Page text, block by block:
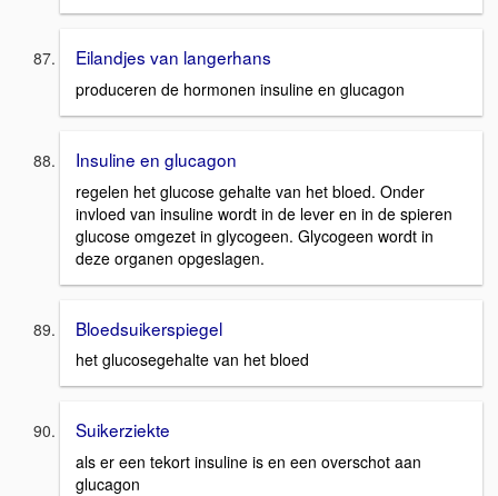
Eilandjes van langerhans
produceren de hormonen insuline en glucagon
Insuline en glucagon
regelen het glucose gehalte van het bloed. Onder
invloed van insuline wordt in de lever en in de spieren
glucose omgezet in glycogeen. Glycogeen wordt in
deze organen opgeslagen.
Bloedsuikerspiegel
het glucosegehalte van het bloed
Suikerziekte
als er een tekort insuline is en een overschot aan
glucagon